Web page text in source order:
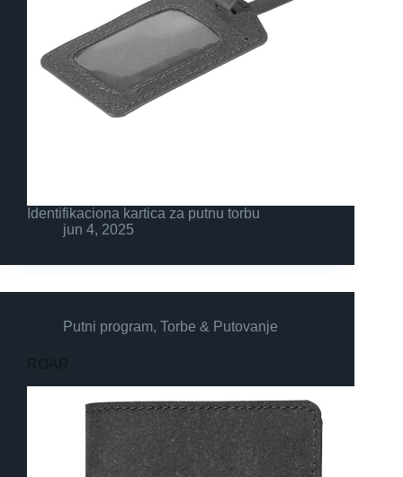
Identifikaciona kartica za putnu torbu
jun 4, 2025
Putni program, Torbe & Putovanje